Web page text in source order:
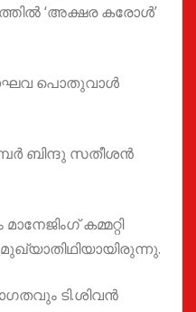
‘അക്ഷര കരോൾ’
പൊതുവാൾ
ബിന്ദു സതീശൻ
കമ്മറ്റി
ടി.ശിവൻ